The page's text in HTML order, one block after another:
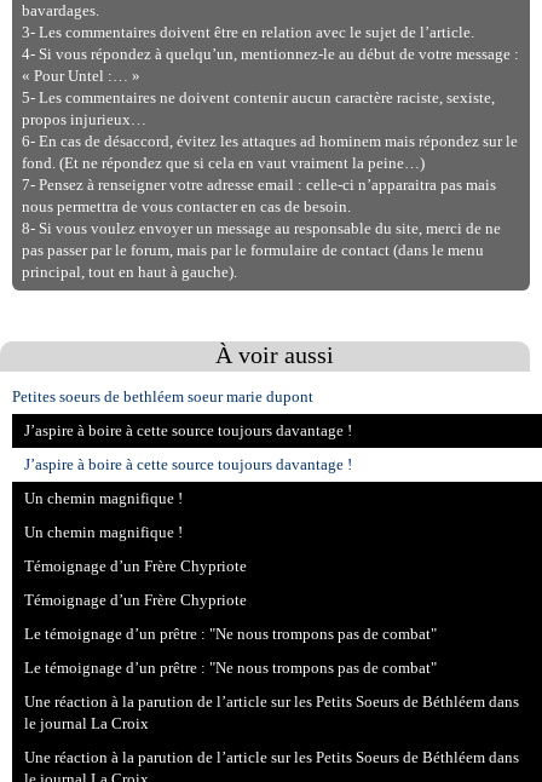
bavardages.
3- Les commentaires doivent être en relation avec le sujet de l’article.
4- Si vous répondez à quelqu’un, mentionnez-le au début de votre message :
« Pour Untel :… »
5- Les commentaires ne doivent contenir aucun caractère raciste, sexiste,
propos injurieux…
6- En cas de désaccord, évitez les attaques ad hominem mais répondez sur le
fond. (Et ne répondez que si cela en vaut vraiment la peine…)
7- Pensez à renseigner votre adresse email : celle-ci n’apparaitra pas mais
nous permettra de vous contacter en cas de besoin.
8- Si vous voulez envoyer un message au responsable du site, merci de ne
pas passer par le forum, mais par le formulaire de contact (dans le menu
principal, tout en haut à gauche).
À voir aussi
Petites soeurs de bethléem soeur marie dupont
J’aspire à boire à cette source toujours davantage !
J’aspire à boire à cette source toujours davantage !
Un chemin magnifique !
Un chemin magnifique !
Témoignage d’un Frère Chypriote
Témoignage d’un Frère Chypriote
Le témoignage d’un prêtre : "Ne nous trompons pas de combat"
Le témoignage d’un prêtre : "Ne nous trompons pas de combat"
Une réaction à la parution de l’article sur les Petits Soeurs de Béthléem dans
le journal La Croix
Une réaction à la parution de l’article sur les Petits Soeurs de Béthléem dans